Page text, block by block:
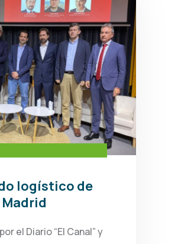
logístico de
Madrid
el Diario “El Canal” y